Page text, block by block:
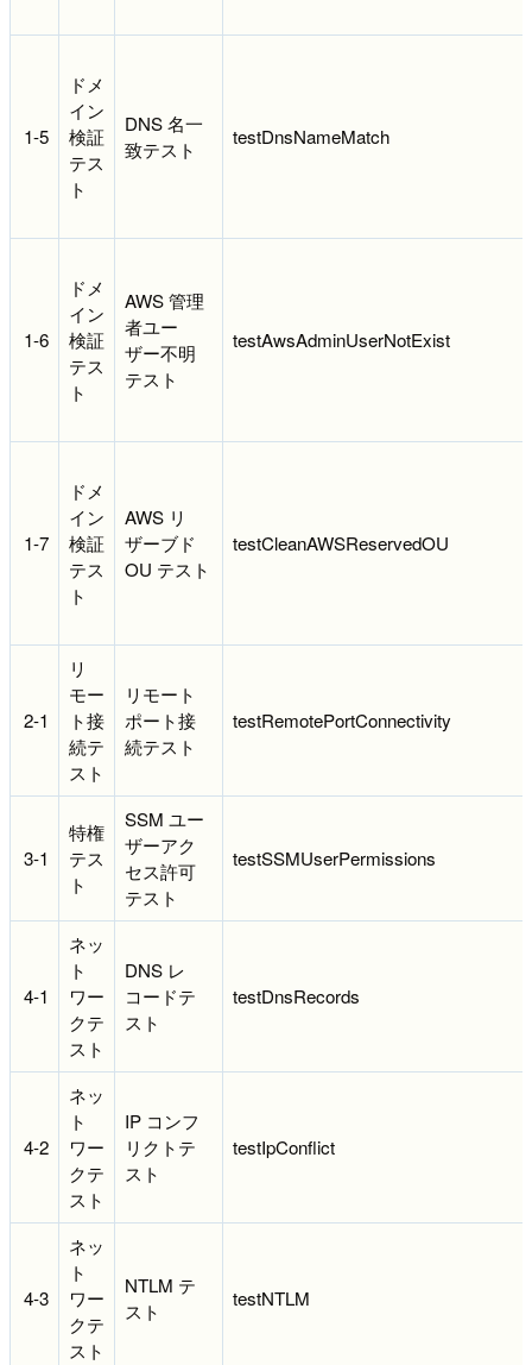
1-5
ドメ
イン
検証
テス
ト
DNS 名一
致テスト
testDnsNameMatch
1-6
ドメ
イン
検証
テス
ト
AWS 管理
者ユー
ザー不明
テスト
testAwsAdminUserNotExist
1-7
ドメ
イン
検証
テス
ト
AWS リ
ザーブド
OU テスト
testCleanAWSReservedOU
2-1
リ
モー
ト接
続テ
スト
リモート
ポート接
続テスト
testRemotePortConnectivity
3-1
特権
テス
ト
SSM ユー
ザーアク
セス許可
テスト
testSSMUserPermissions
4-1
ネッ
ト
ワー
クテ
スト
DNS レ
コードテ
スト
testDnsRecords
4-2
ネッ
ト
ワー
クテ
スト
IP コンフ
リクトテ
スト
testIpConflict
4-3
ネッ
ト
ワー
クテ
スト
NTLM テ
スト
testNTLM